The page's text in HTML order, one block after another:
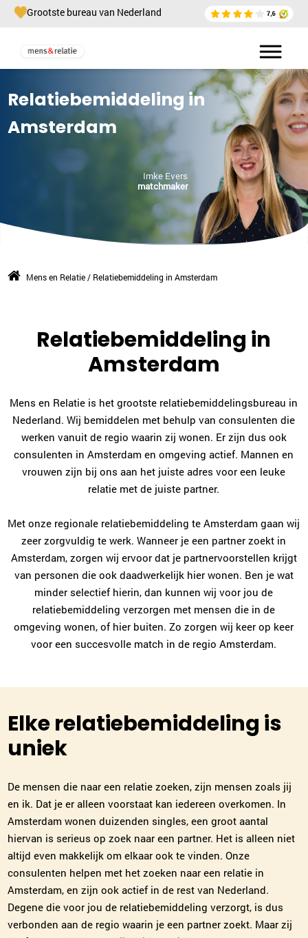
Grootste bureau van Nederland
Relatiebemiddeling in
Amsterdam
Imke Evers
matchmaker
Mens en Relatie / Relatiebemiddeling in Amsterdam
Relatiebemiddeling in
Amsterdam
Mens en Relatie is het grootste relatiebemiddelingsbureau in
Nederland. Wij bemiddelen met behulp van consulenten die
werken vanuit de regio waarin zij wonen. Er zijn dus ook
consulenten in Amsterdam en omgeving actief. Mannen en
vrouwen zijn bij ons aan het juiste adres voor een leuke
relatie met de juiste partner.
Met onze regionale relatiebemiddeling te Amsterdam gaan wij
zeer zorgvuldig te werk. Wanneer je een partner zoekt in
Amsterdam, zorgen wij ervoor dat je partnervoorstellen krijgt
van personen die ook daadwerkelijk hier wonen. Ben je wat
minder selectief hierin, dan kunnen wij voor jou de
relatiebemiddeling verzorgen met mensen die in de
omgeving wonen, of hier buiten. Zo zorgen wij keer op keer
voor een succesvolle match in de regio Amsterdam.
Elke relatiebemiddeling is
uniek
De mensen die naar een relatie zoeken, zijn mensen zoals jij
en ik. Dat je er alleen voorstaat kan iedereen overkomen. In
Amsterdam wonen duizenden singles, een groot aantal
hiervan is serieus op zoek naar een partner. Het is alleen niet
altijd even makkelijk om elkaar ook te vinden. Onze
consulenten helpen met het zoeken naar een relatie in
Amsterdam, en zijn ook actief in de rest van Nederland.
Degene die voor jou de relatiebemiddeling verzorgt, is dus
verbonden aan de regio waarin je een partner zoekt. Maar zij